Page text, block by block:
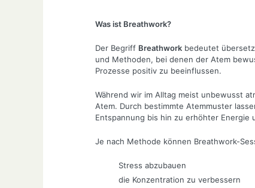
Was ist Breathwork?
Der Begriff Breathworkbedeutet
und Methoden, bei denen der Atem
Prozesse positiv zu beeinflussen.
Während wir im Alltag meist unbewusst
Atem. Durch bestimmte Atemmuster
Entspannung bis hin zu erhöhter Energie
Je nach Methode können Breathwork-
Stress abzubauen
die Konzentration zu verbessern